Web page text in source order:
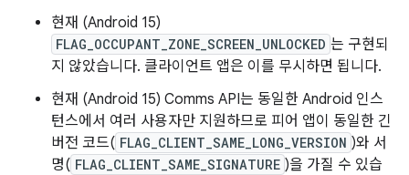
현재 (Android 15)
FLAG_OCCUPANT_ZONE_SCREEN_UNLOCKED 는 구현되
지 않았습니다. 클라이언트 앱은 이를 무시하면 됩니다.
현재 (Android 15) Comms API는 동일한 Android 인스
턴스에서 여러 사용자만 지원하므로 피어 앱이 동일한 긴
버전 코드( FLAG_CLIENT_SAME_LONG_VERSION )와 서
명( FLAG_CLIENT_SAME_SIGNATURE )을 가질 수 있습